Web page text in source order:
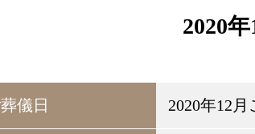
2020
儀日 2020年12月